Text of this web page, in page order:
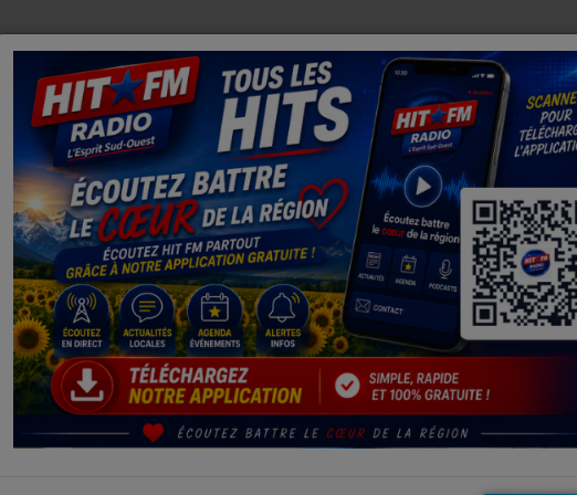
DEUX PERROQUETS ENFIN RÉUNIS APRÈS DES SEMAINES DE RECHERCHE
Lot et Garonne - Un terrible accident de la route fait 2 morts
ACCIDENT DE LA ROUTE FAIT 2 MORTS